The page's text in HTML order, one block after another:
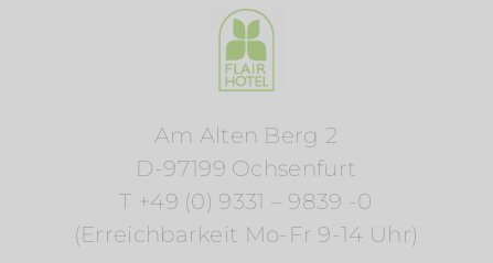
Am Alten Berg 2
D-97199 Ochsenfurt
T +49 (0) 9331 – 9839 -0
(Erreichbarkeit Mo-Fr 9-14 Uhr)